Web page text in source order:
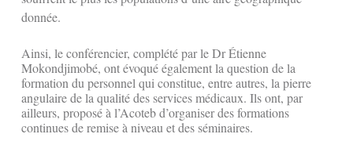
donnée.
Ainsi, le conférencier, complété par le Dr Étienne
Mokondjimobé, ont évoqué également la question de la
formation du personnel qui constitue, entre autres, la pierre
angulaire de la qualité des services médicaux. Ils ont, par
ailleurs, proposé à l’Acoteb d’organiser des formations
continues de remise à niveau et des séminaires.